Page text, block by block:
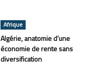
Afrique
Algérie, anatomie d’une
économie de rente sans
diversification